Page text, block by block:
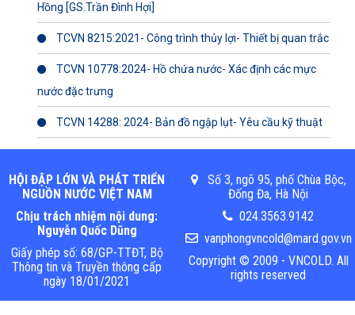
Hồng [GS.Trần Đình Hợi]
TCVN 8215:2021- Công trình thủy lợi- Thiết bị quan trắc
TCVN 10778:2024- Hồ chứa nước- Xác định các mực
nước đặc trưng
TCVN 14288: 2024- Bản đồ ngập lụt- Yêu cầu kỹ thuật
HỘI ĐẬP LỚN VÀ PHÁT TRIỂN
NGUỒN NƯỚC VIỆT NAM
Chịu trách nhiệm nội dung:
Nguyễn Quốc Dũng
Giấy phép số: 68/GP-TTĐT, Bộ
Thông tin và Truyền thông cấp
ngày 18/01/2021
Số 3, ngõ 95, phố Chùa Bộc,
Đống Đa, Hà Nội
024.3563.9142
vanphongvncold@mard.gov.vn
Copyright © 2009 - VNCOLD. All
rights reserved